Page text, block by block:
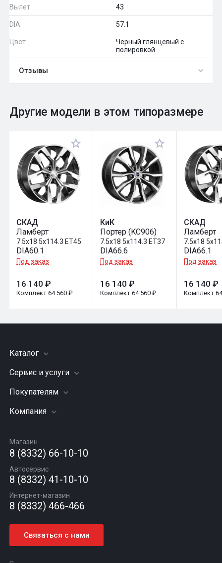
Вылет 43
DIA 57.1
Цвет
Чёрный глянцевый с
полировкой
Отзывы
Оставить отзыв
Общий рейтинг 0
Другие модели в этом типоразмере
СКАД
Ламберт
7.5x18 5x114.3 ET45
DIA60.1
Под заказ
16 140 ₽
Комплект 64 560 ₽
КиК
Портер (KC906)
7.5x18 5x114.3 ET37
DIA66.6
Под заказ
16 140 ₽
Комплект 64 560 ₽
СКАД
Ламберт
7.5x18
DIA66.1
Под заказ
16 140 ₽
Комплект
Каталог
Шины
Грузовые шины
Диски
Автомасла
Сервис и услуги
Заправка кондиционера
Подвеска (ходовая часть)
Шиномонтаж
Покупателям
Акции
Гарантии и возврат
Компания
Вакансии
Новости
Статьи
Контакты
Магазин
8 (8332) 66-10-10
Автосервис
8 (8332) 41-10-10
Интернет-магазин
8 (8332) 466-466
Связаться с нами